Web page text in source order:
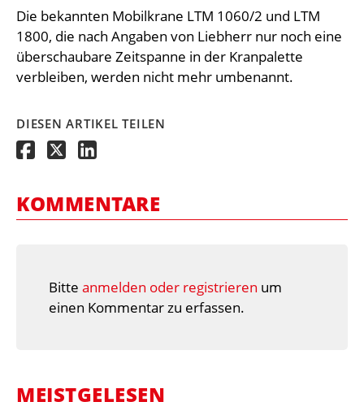
Die bekannten Mobilkrane LTM 1060/2 und LTM
1800, die nach Angaben von Liebherr nur noch eine
überschaubare Zeitspanne in der Kranpalette
verbleiben, werden nicht mehr umbenannt.
DIESEN ARTIKEL TEILEN
KOMMENTARE
Bitte anmelden oder registrieren um
einen Kommentar zu erfassen.
MEISTGELESEN